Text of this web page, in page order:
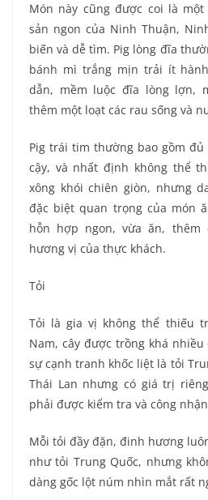
Món này cũng được coi là
sản ngon của Ninh Thuận,
biến và dễ tìm. Pig lòng đĩa
bánh mì trắng mịn trải ít
dẫn, mềm luộc đĩa lòng lợn,
thêm một loạt các rau sống và
Pig trái tim thường bao gồm
cậy, và nhất định không thể
xông khói chiên giòn, nhưng
đặc biệt quan trọng của món
hỗn hợp ngon, vừa ăn,
hương vị của thực khách.
Tỏi
Tỏi là gia vị không thể thiếu
Nam, cây được trồng khá nhiều
sự cạnh tranh khốc liệt là tỏi
Thái Lan nhưng có giá trị
phải được kiểm tra và công
Mỗi tỏi đầy đặn, đinh hương
như tỏi Trung Quốc, nhưng
dàng gốc lột núm nhìn mắt rất